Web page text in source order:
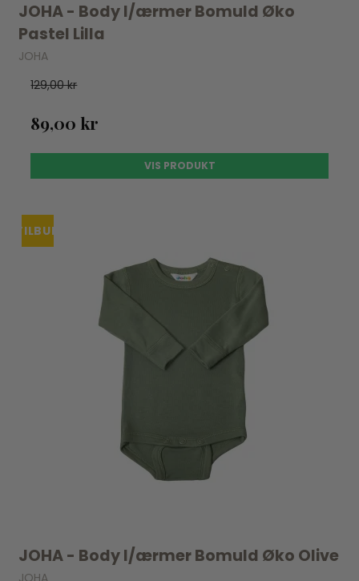
JOHA - Body l/ærmer Bomuld Øko
Pastel Lilla
JOHA
129,00 kr
89,00 kr
VIS PRODUKT
TILBUD
JOHA - Body l/ærmer Bomuld Øko Olive
JOHA